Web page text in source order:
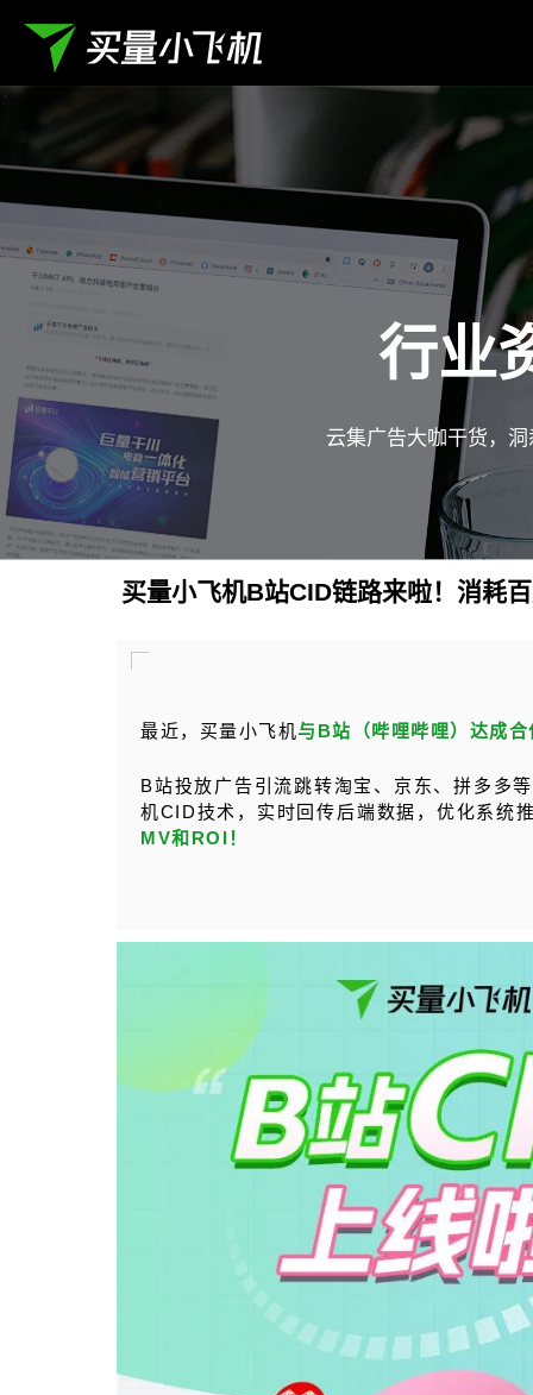
行业
云集广告大咖干货，
买量小飞机B站CID链路来啦！消耗
最近，买量小飞机与B站（哔哩哔哩）达成
B站投放广告引流跳转淘宝、京东、拼多多
机CID技术，实时回传后端数据，优化系统
MV和ROI！